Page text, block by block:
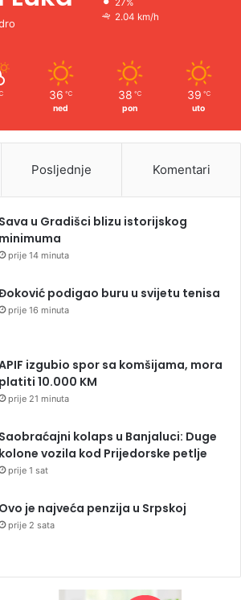
27%
2.04 km/h
36 ℃
ned
38 ℃
pon
39 ℃
uto
Posljednje Komentari
Sava u Gradišci blizu istorijskog
minimuma
prije 14 minuta
podigao buru u svijetu tenisa
prije 16 minuta
izgubio spor sa komšijama, mora
platiti 10.000 KM
prije 21 minuta
Saobraćajni kolaps u Banjaluci: Duge
kolone vozila kod Prijedorske petlje
prije 1 sat
Ovo je najveća penzija u Srpskoj
prije 2 sata